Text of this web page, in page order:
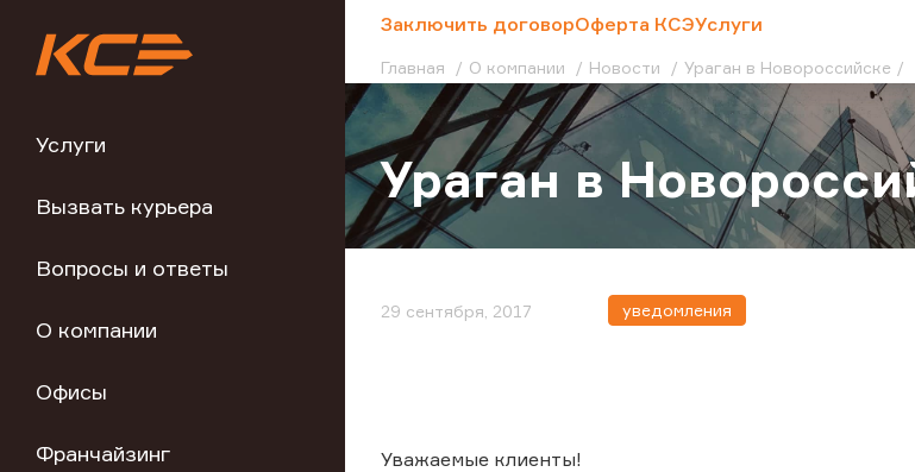
Услуги
Вызвать курьера
Вопросы и ответы
О компании
Офисы
Франчайзинг
Заключить договорОферта КСЭУслуги
Главная О компании Новости Ураган в Новороссийске
Ураган в
29 сентября, 2017 уведомления
Уважаемые клиенты!